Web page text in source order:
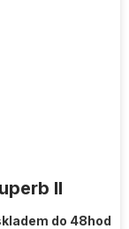
II
do 48hod